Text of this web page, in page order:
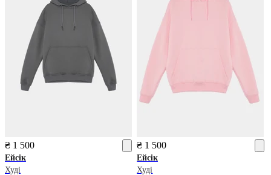
₴ 1 500
Ейсік
Худі
₴ 1 500
Ейсік
Худі